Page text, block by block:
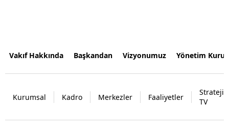
Vakıf Hakkında Başkandan Vizyonumuz Yönetim
Kurumsal Kadro Merkezler Faaliyetler
Strateji
TV